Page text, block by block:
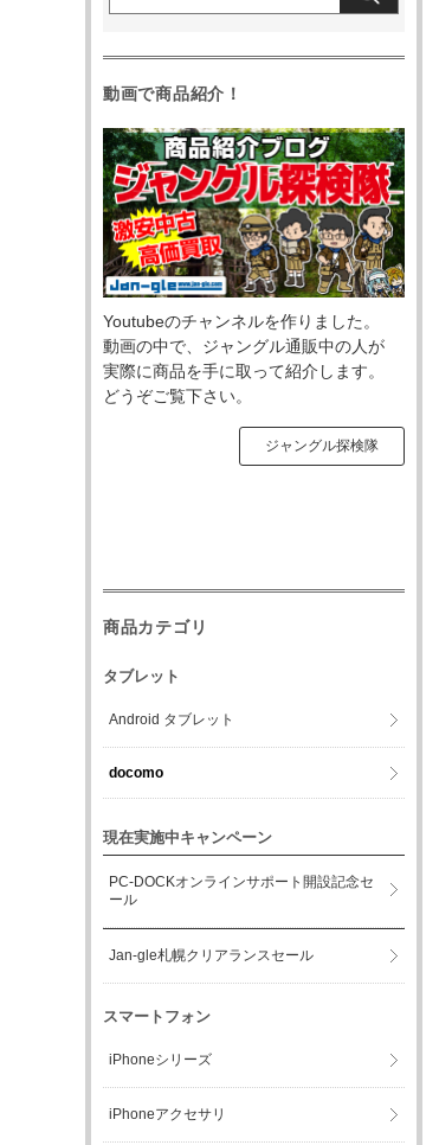
動画で商品紹介！
Youtubeのチャンネルを作りました。
動画の中で、ジャングル通販中の人が
実際に商品を手に取って紹介します。
どうぞご覧下さい。
ジャングル探検隊
商品カテゴリ
タブレット
Android タブレット
docomo
現在実施中キャンペーン
PC-DOCKオンラインサポート開設記念セ
ール
Jan-gle札幌クリアランスセール
スマートフォン
iPhoneシリーズ
iPhoneアクセサリ